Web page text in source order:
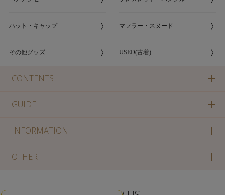
ハット・キャップ マフラー・スヌード
その他グッズ USED(古着)
CONTENTS
GUIDE
INFORMATION
OTHER